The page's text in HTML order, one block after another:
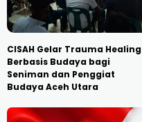
CISAH Gelar Trauma Healing
Berbasis Budaya bagi
Seniman dan Penggiat
Budaya Aceh Utara